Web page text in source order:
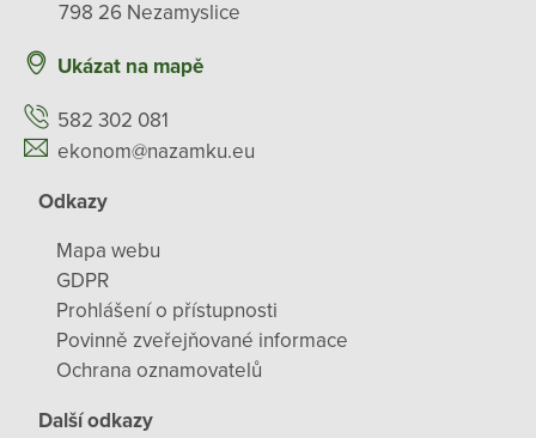
798 26 Nezamyslice
Ukázat na mapě
582 302 081
ekonom@nazamku.eu
Odkazy
Mapa webu
GDPR
Prohlášení o přístupnosti
Povinně zveřejňované informace
Ochrana oznamovatelů
Další odkazy